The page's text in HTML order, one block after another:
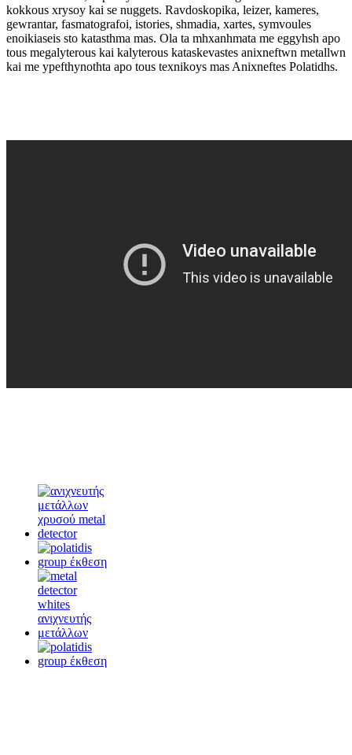
kokkous xrysoy kai se nuggets. Ravdoskopika, leizer, kameres,
gewrantar, fasmatografoi, istories, shmadia, xartes, symvoules
enoikiaseis sto katasthma mas. Ola ta mhxanhmata me eggyhsh apo
tous megalyterous kai kalyterous kataskevastes anixneftwn metallwn
kai me ypefthynothta apo tous texnikoys mas Anixneftes Polatidhs.